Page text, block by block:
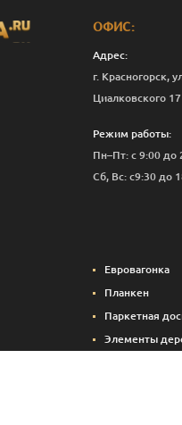
ОФИС:
Адрес:
г. Красногорск,
Циалковского 17
Режим работы:
Пн–Пт: с 9:00 до
Сб, Вс: с9:30 до
Евровагонка
Планкен
Паркетная
Элементы